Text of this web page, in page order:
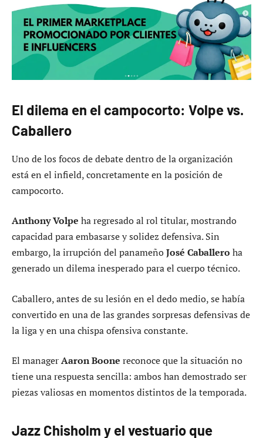
El dilema en el campocorto: Volpe vs.
Caballero
Uno de los focos de debate dentro de la organización
está en el infield, concretamente en la posición de
campocorto.
Anthony Volpe ha regresado al rol titular, mostrando
capacidad para embasarse y solidez defensiva. Sin
embargo, la irrupción del panameñoJosé Caballero ha
generado un dilema inesperado para el cuerpo técnico.
Caballero, antes de su lesión en el dedo medio, se había
convertido en una de las grandes sorpresas defensivas de
la liga y en una chispa ofensiva constante.
El managerAaron Boone reconoce que la situación no
tiene una respuesta sencilla: ambos han demostrado ser
piezas valiosas en momentos distintos de la temporada.
Jazz Chisholm y el vestuario que